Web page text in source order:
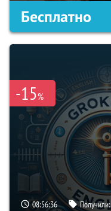
Бесплатно
-15%
08:56:35 Получили: